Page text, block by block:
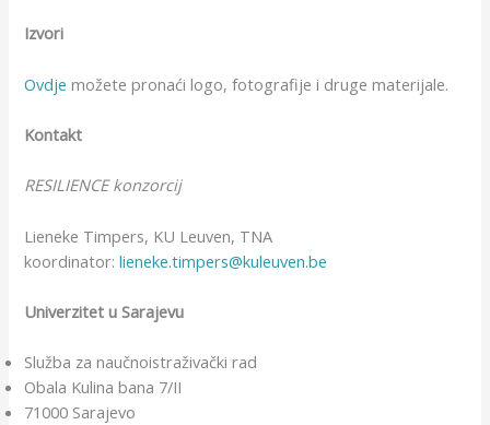
Izvori
Ovdje možete pronaći logo, fotografije i druge materijale.
Kontakt
RESILIENCE konzorcij
Lieneke Timpers, KU Leuven, TNA
koordinator:lieneke.timpers@kuleuven.be
Univerzitet u Sarajevu
Služba za naučnoistraživački rad
Obala Kulina bana 7/II
71000 Sarajevo